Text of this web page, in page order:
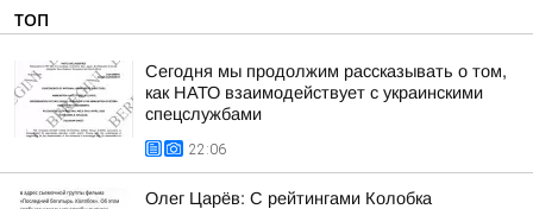
ТОП
Сегодня мы продолжим рассказывать о том,
как НАТО взаимодействует с украинскими
спецслужбами
22:06
Олег Царёв: С рейтингами Колобка